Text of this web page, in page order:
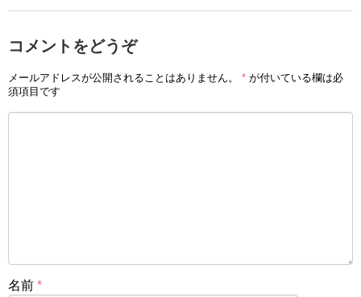
コメントをどうぞ
メールアドレスが公開されることはありません。 * が付いている欄は必
須項目です
名前 *